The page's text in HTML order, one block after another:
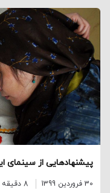
پیشنهادهایی از سینمای
30 فروردین 1399 8 دقیقه